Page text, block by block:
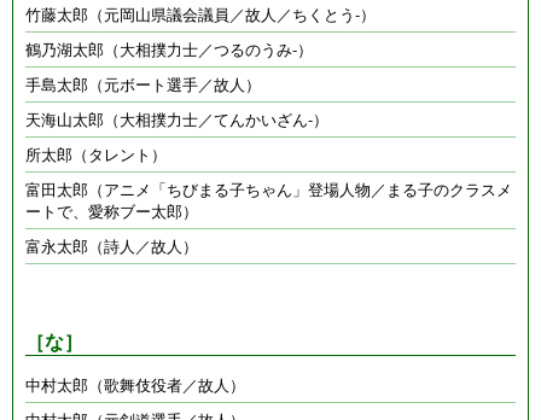
竹藤太郎（元岡山県議会議員／故人／ちくとう-）
鶴乃湖太郎（大相撲力士／つるのうみ-）
手島太郎（元ボート選手／故人）
天海山太郎（大相撲力士／てんかいざん-）
所太郎（タレント）
富田太郎（アニメ「ちびまる子ちゃん」登場人物／まる子のクラスメ
ートで、愛称ブー太郎）
富永太郎（詩人／故人）
［な］
中村太郎（歌舞伎役者／故人）